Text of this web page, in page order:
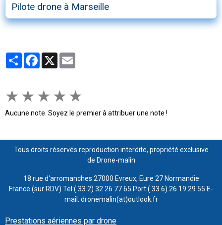
Pilote drone à Marseille
PartagerFacebook
X
★ ★ ★ ★ ★
Aucune note. Soyez le premier à attribuer une note !
Tous droits réservés reproduction interdite, propriété exclusive
de Drone-malin
18 rue d'arromanches 27000 Evreux, Eure 27 Normandie
France (sur RDV) Tel:( 33 2) 32 26 77 65 Port:( 33 6) 26 19 29 55 E-
mail: dronemalin(at)outlook.fr
Prestations aériennes par drone